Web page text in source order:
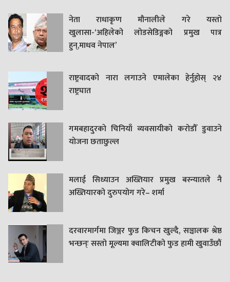
नेता राधाकृण मौनालीले गरे यस्तो
खुलासा-‘अहिलेको लोडसेडिङ्गको प्रमुख पात्र
हुन्,माधव नेपाल’
राष्ट्रवादको नारा लगाउने एमालेका हेर्नुहोस् २४
राष्ट्रघात
गमबहादुरकाे चिनियाँ व्यवसायीको करोडौँ डुवाउने
याेजना छताछुल्ल
मलाई सिध्याउन अख्तियार प्रमुख बस्न्यातले नै
अख्तियारको दुरुपयोग गरे– शर्मा
दरवारमार्गमा जिञ्जर फुड किचन खुल्दै, सञ्चालक श्रेष्ठ
भन्छन्ः सस्तो मूल्यमा क्वालिटीको फुड हामी खुवाउँछौं